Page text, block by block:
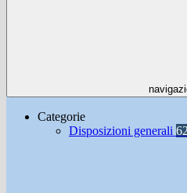
Categorie
Disposizioni generali 62